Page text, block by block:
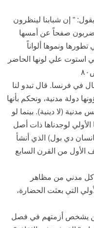
” إن شبابنا لينظرون
صفحاً عن أمسها
ونموها ألواناً
استوت علي لونها الحاضر
في فرنسا. قال تبدو لنا
دولة مدنية، ونحكم بأنها
(لا دينية). بينما لو
لوجدناها ذات أصل
دي بول) الذي أنشأ
من القرن السابع
كل مدني من مظاهر
التي بعثت الحضارة،
يشخص أزمتهم في فصل